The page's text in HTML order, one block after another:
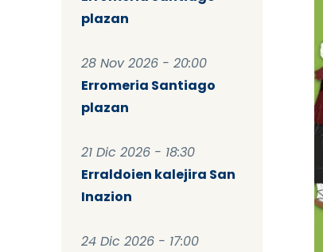
plazan
28 Nov 2026 - 20:00
Erromeria Santiago
plazan
21 Dic 2026 - 18:30
Erraldoien kalejira San
Inazion
24 Dic 2026 - 17:00